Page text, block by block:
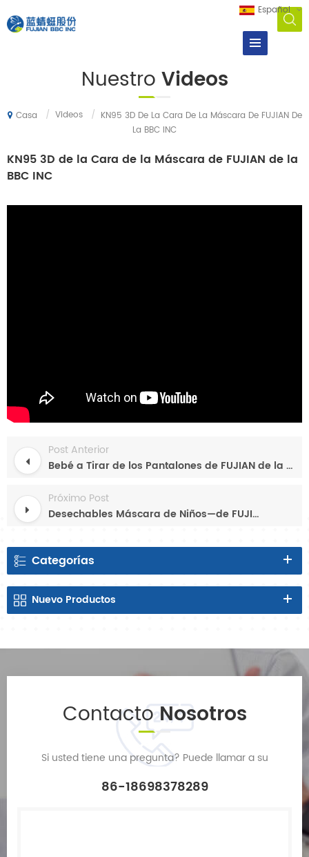
Español
NuestroVideos
Casa / Videos / KN95 3D De La Cara De La Máscara De FUJIAN De
La BBC INC
KN95 3D de la Cara de la Máscara de FUJIAN de la
BBC INC
Post Anterior
Bebé a Tirar de los Pantalones de FUJIAN de la BBC INC
Próximo Post
Desechables Máscara de Niños—de FUJIAN de la BBC INC
Categorías
Nuevo Productos
ContactoNosotros
Si usted tiene una pregunta? Puede llamar a su
86-18698378289